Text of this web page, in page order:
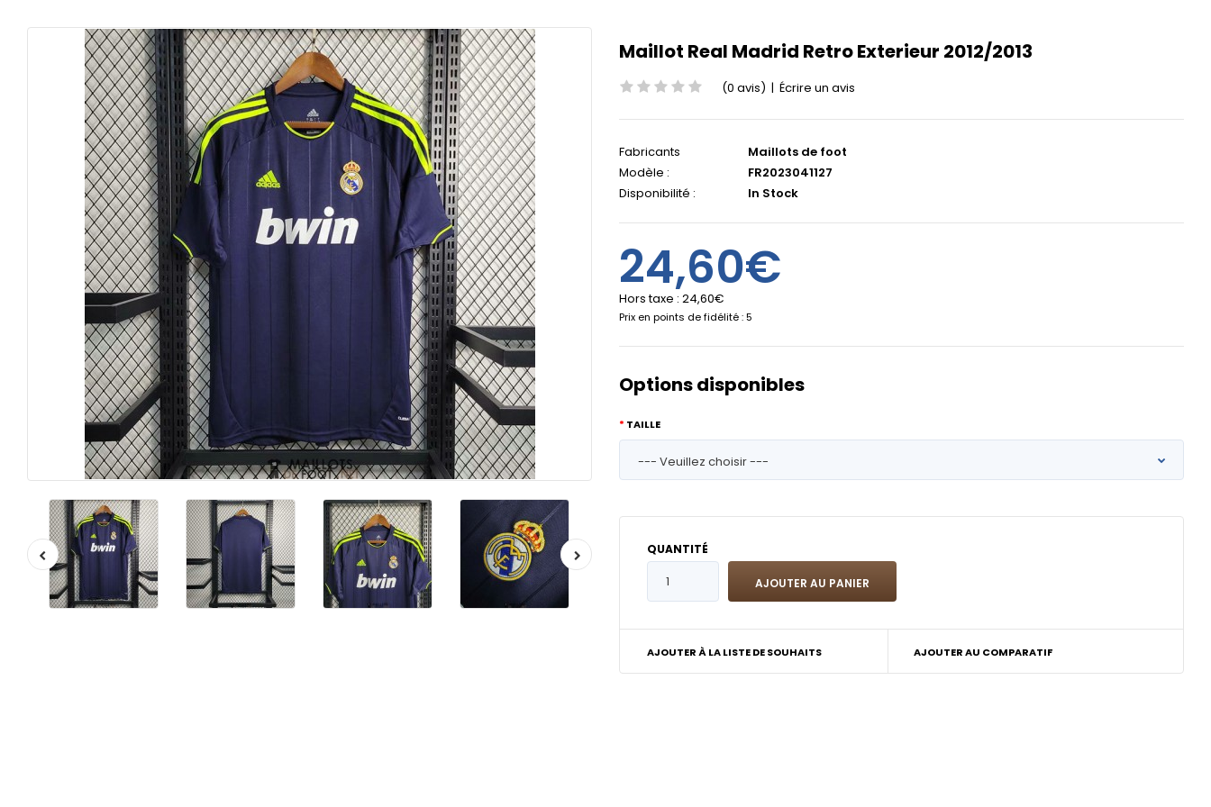
Maillot Real Madrid Retro Exterieur 2012/2013
(0 avis) | Écrire un avis
Fabricants
Maillots de foot
Modèle :
FR2023041127
Disponibilité :
In Stock
24,60€
Hors taxe : 24,60€
Prix en points de fidélité : 5
Options disponibles
TAILLE
QUANTITÉ
AJOUTER À LA LISTE DE SOUHAITS AJOUTER AU COMPARATIF